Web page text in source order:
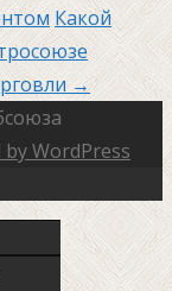
Какой
→
by WordPress